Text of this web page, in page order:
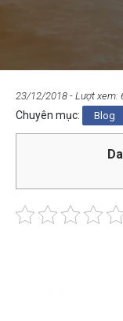
23/12/2018 - Lượt xem:
Chuyên mục: Blog